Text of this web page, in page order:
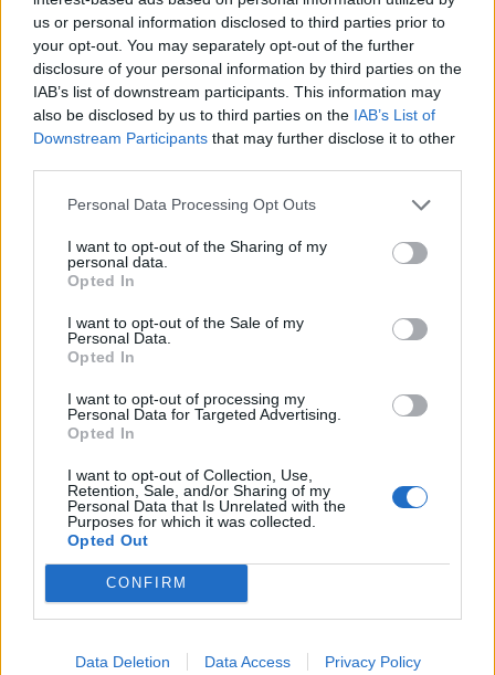
us or personal information disclosed to third parties prior to
your opt-out. You may separately opt-out of the further
disclosure of your personal information by third parties on the
IAB’s list of downstream participants. This information may
also be disclosed by us to third parties on the IAB’s List of
Downstream Participants that may further disclose it to other
Personal Data Processing Opt Outs
I want to opt-out of the Sharing of my
personal data.
Opted In
I want to opt-out of the Sale of my
Personal Data.
Opted In
I want to opt-out of processing my
Personal Data for Targeted Advertising.
Opted In
I want to opt-out of Collection, Use,
Retention, Sale, and/or Sharing of my
Personal Data that Is Unrelated with the
Purposes for which it was collected.
Opted Out
CONFIRM
Data Deletion Data Access Privacy Policy